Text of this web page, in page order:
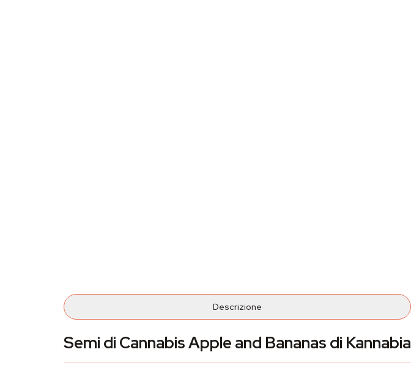
Descrizione
Semi di Cannabis Apple and Bananas di Kannabia